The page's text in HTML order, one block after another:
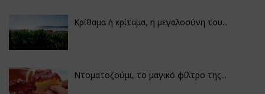
Κρίθαμα ή κρίταμα, η μεγαλοσύνη του...
Ντοματοζούμι, το μαγικό φίλτρο της...